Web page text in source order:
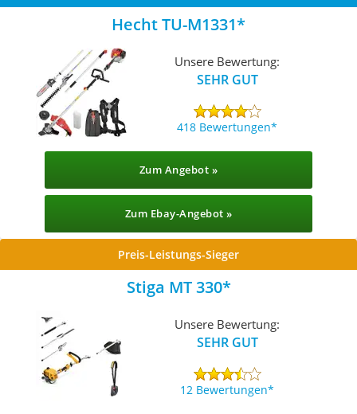
Hecht TU-M1331
Unsere Bewertung:
SEHR GUT
418 Bewertungen
Zum Angebot »
Zum Ebay-Angebot »
Preis-Leistungs-Sieger
Stiga ‎MT 330
Unsere Bewertung:
SEHR GUT
12 Bewertungen